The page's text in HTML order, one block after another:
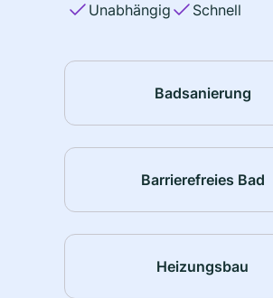
Unabhängig
Schnell
Badsanierung
Barrierefreies Bad
Heizungsbau